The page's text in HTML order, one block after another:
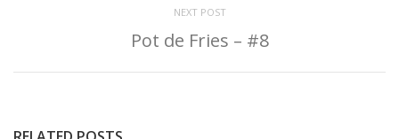
NEXT POST
Pot de Fries – #8